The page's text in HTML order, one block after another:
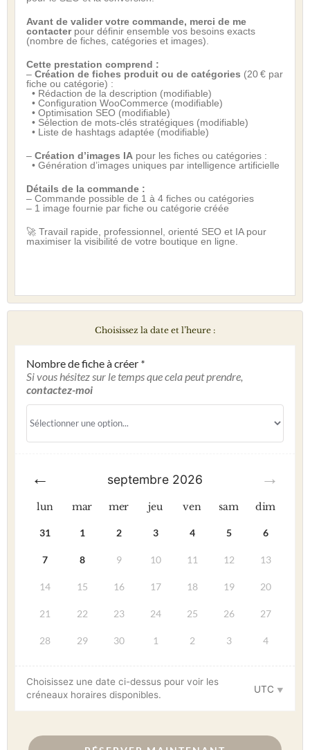
Avant de valider votre commande, merci de me
contacterpour définir ensemble vos besoins exacts
(nombre de fiches, catégories et images).
Cette prestation comprend :
–Création de fiches produit ou de catégories (20 € par
fiche ou catégorie) :
• Rédaction de la description (modifiable)
• Configuration WooCommerce (modifiable)
• Optimisation SEO (modifiable)
• Sélection de mots-clés stratégiques (modifiable)
• Liste de hashtags adaptée (modifiable)
–Création d’images IA pour les fiches ou catégories :
• Génération d’images uniques par intelligence artificielle
Détails de la commande :
– Commande possible de 1 à 4 fiches ou catégories
– 1 image fournie par fiche ou catégorie créée
🚀 Travail rapide, professionnel, orienté SEO et IA pour
maximiser la visibilité de votre boutique en ligne.
Choisissez la date et l’heure :
Nombre de fiche à créer *
Si vous hésitez sur le temps que cela peut prendre,
contactez-moi
septembre 2026
lun mar mer jeu ven sam dim
31 1 2 3 4 5 6
7 8 9 10 11 12 13
14 15 16 17 18 19 20
21 22 23 24 25 26 27
28 29 30 1 2 3 4
Choisissez une date ci-dessus pour voir les
créneaux horaires disponibles.
UTC